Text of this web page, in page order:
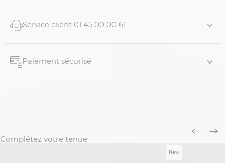
Service client 01 45 00 00 61
Paiement sécurisé
Complétez votre tenue
New